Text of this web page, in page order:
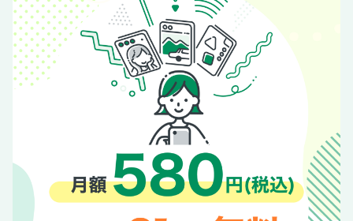
積丹／積丹半島ドライブ
仁木・余市でワイナリー巡り
ニセコ 洞爺 千歳 支笏湖 登別 白老 室蘭
ニセコ／みどころ
ニセコ／みどころ／グルメ＆みやげ
洞爺／洞爺湖・有珠山の魅力
洞爺／みどころ／グルメ＆みやげ
支笏湖／みどころ